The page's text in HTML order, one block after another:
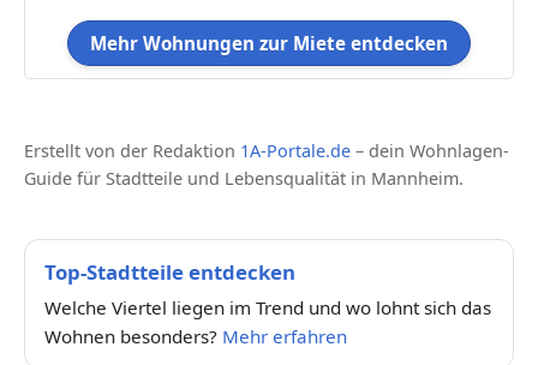
Mehr Wohnungen zur Miete entdecken
Erstellt von der Redaktion 1A-Portale.de – dein Wohnlagen-
Guide für Stadtteile und Lebensqualität in Mannheim.
Top-Stadtteile entdecken
Welche Viertel liegen im Trend und wo lohnt sich das
Wohnen besonders? Mehr erfahren